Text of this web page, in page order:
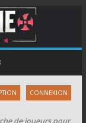
CONNEXION
de joueurs pour